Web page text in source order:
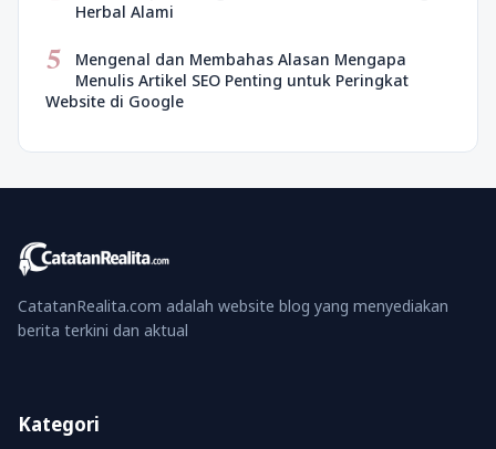
Herbal Alami
5
Mengenal dan Membahas Alasan Mengapa
Menulis Artikel SEO Penting untuk Peringkat
Website di Google
CatatanRealita.com adalah website blog yang menyediakan
berita terkini dan aktual
Kategori